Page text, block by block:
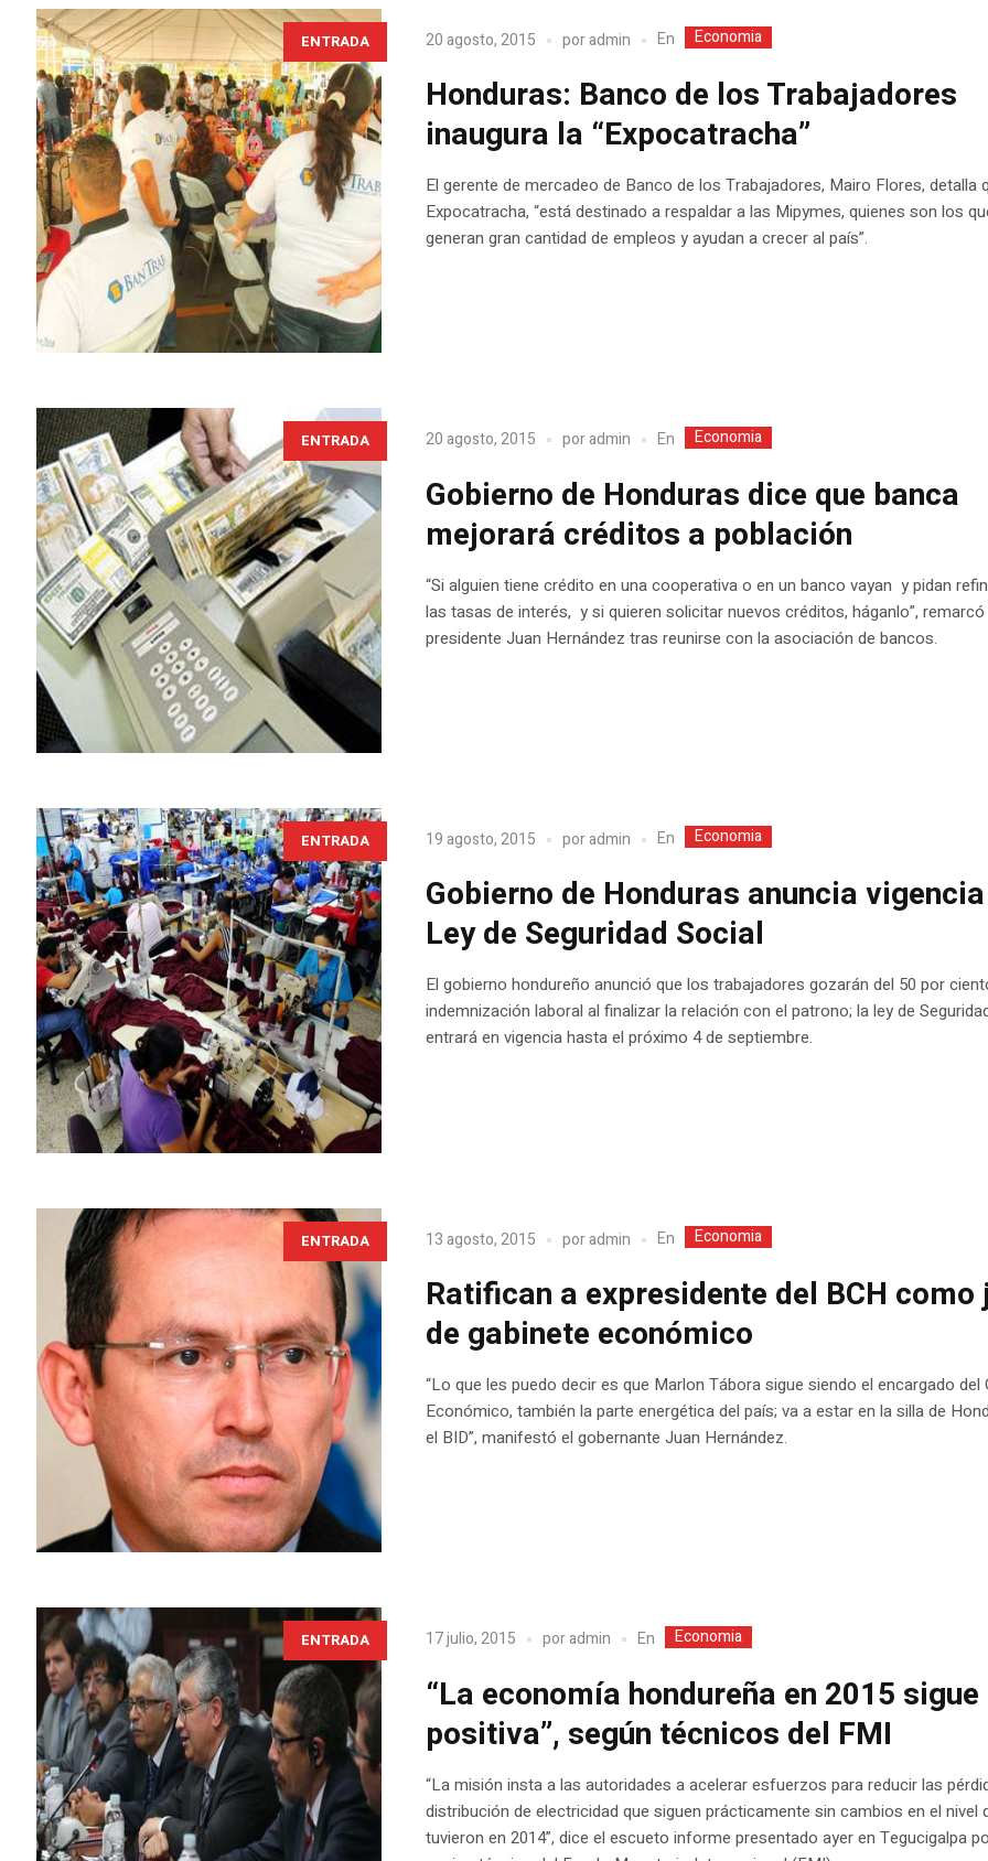
ENTRADA 20 agosto, 2015 poradmin En Economia
Honduras: Banco de los Trabajadores
inaugura la “Expocatracha”
El gerente de mercadeo de Banco de los Trabajadores, Mairo Flores, detalla
Expocatracha, “está destinado a respaldar a las Mipymes, quienes son los
generan gran cantidad de empleos y ayudan a crecer al país”.
ENTRADA 20 agosto, 2015 poradmin En Economia
Gobierno de Honduras dice que banca
mejorará créditos a población
“Si alguien tiene crédito en una cooperativa o en un banco vayan y pidan
las tasas de interés, y si quieren solicitar nuevos créditos, háganlo”, remarcó
presidente Juan Hernández tras reunirse con la asociación de bancos.
ENTRADA 19 agosto, 2015 poradmin En Economia
Gobierno de Honduras anuncia
Ley de Seguridad Social
El gobierno hondureño anunció que los trabajadores gozarán del 50 por
indemnización laboral al finalizar la relación con el patrono; la ley de
entrará en vigencia hasta el próximo 4 de septiembre.
ENTRADA 13 agosto, 2015 poradmin En Economia
Ratifican a expresidente del BCH como
de gabinete económico
“Lo que les puedo decir es que Marlon Tábora sigue siendo el encargado del
Económico, también la parte energética del país; va a estar en la silla de
el BID”, manifestó el gobernante Juan Hernández.
ENTRADA 17 julio, 2015 poradmin En Economia
“La economía hondureña en 2015 sigue
positiva”, según técnicos del FMI
“La misión insta a las autoridades a acelerar esfuerzos para reducir las
distribución de electricidad que siguen prácticamente sin cambios en el nivel
tuvieron en 2014”, dice el escueto informe presentado ayer en Tegucigalpa